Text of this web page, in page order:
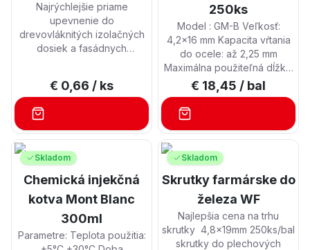
Najrýchlejšie priame
upevnenie do
drevovláknitých izolačných
dosiek a fasádnych
vlastnosti: Na upevnenie
stenu, plechov, profilov
ochrany základov, krytov,
detektorov pohybu, svetiel,
značiek atď. do izolačného
materiálu Vďaka ostrej
špičky nie je potrebné
vŕtanie do omietky (≤ 7 mm)
Špeciálna skrutka vyrobená
sklenenými vláknami s
€ 0,66 / ks
250ks
Model : GM-B Veľkosť:
4,2x16 mm Kapacita vŕtania
do ocele: až 2,25 mm
Maximálna použiteľná dĺžka:
5 mm Pätica: PH2 Materiál:
oceľ pozinkovaná Farba:
RAL 9010 Balenie: 250 ks S
€ 18,45 / bal
Skladom
Chemická injekčná
kotva Mont Blanc
300ml
Parametre: Teplota použitia:
Skladom
Skrutky farmárske do
železa WF
Najlepšia cena na trhu
skrutky 4,8x19mm 250ks/bal
skrutky do plechových